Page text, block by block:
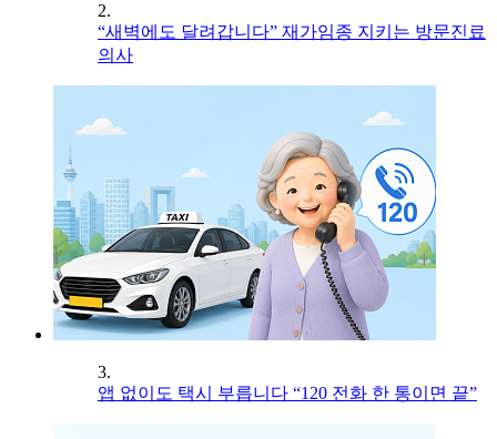
2.
“새벽에도 달려갑니다” 재가임종 지키는 방문진료
의사
3.
앱 없이도 택시 부릅니다 “120 전화 한 통이면 끝”